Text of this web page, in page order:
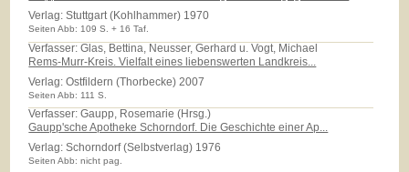
Verlag:Stuttgart (Kohlhammer) 1970
Seiten Abb: 109 S. + 16 Taf.
Verfasser: Glas, Bettina, Neusser, Gerhard u. Vogt, Michael
Rems-Murr-Kreis. Vielfalt eines liebenswerten Landkreis...
Verlag:Ostfildern (Thorbecke) 2007
Seiten Abb: 111 S.
Verfasser: Gaupp, Rosemarie (Hrsg.)
Gaupp'sche Apotheke Schorndorf. Die Geschichte einer Ap...
Verlag:Schorndorf (Selbstverlag) 1976
Seiten Abb: nicht pag.